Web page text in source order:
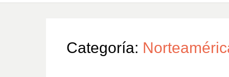
Categoría: